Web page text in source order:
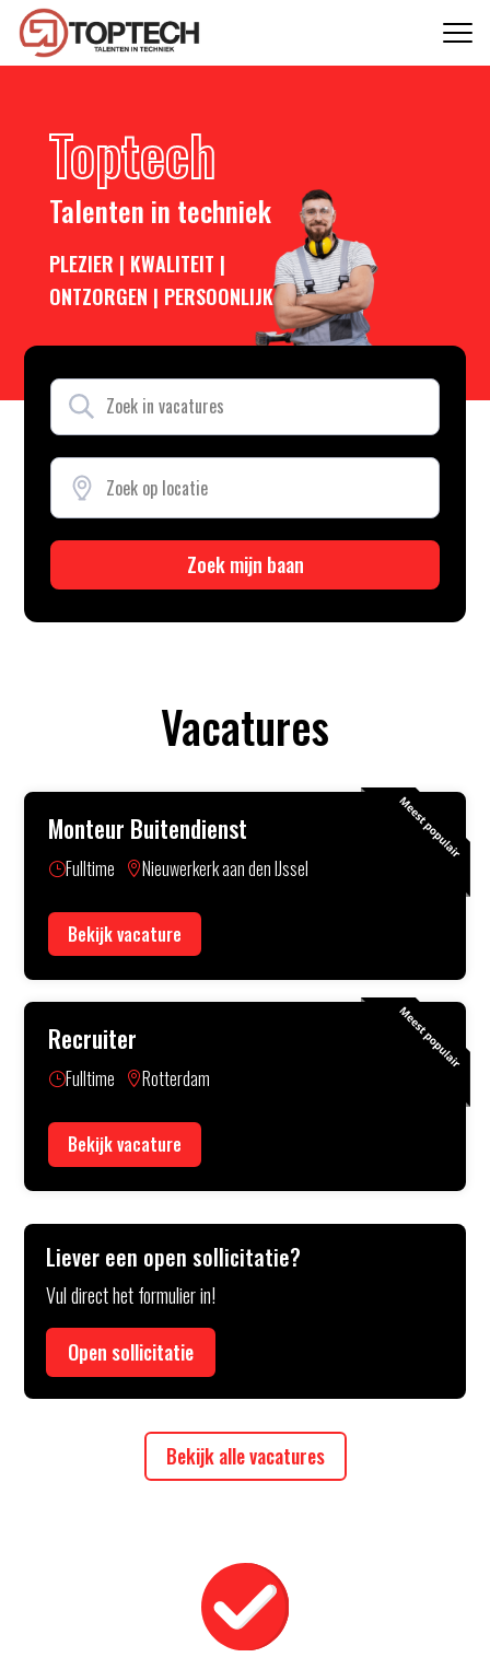
Toptech
Talenten in techniek
PLEZIER | KWALITEIT |
ONTZORGEN | PERSOONLIJK
Zoek mijn baan
Vacatures
Monteur Buitendienst
}Fulltime Nieuwerkerk aan den IJssel
Bekijk vacature
Recruiter
}Fulltime Rotterdam
Bekijk vacature
Liever een open sollicitatie?
Vul direct het formulier in!
Open sollicitatie
Bekijk alle vacatures